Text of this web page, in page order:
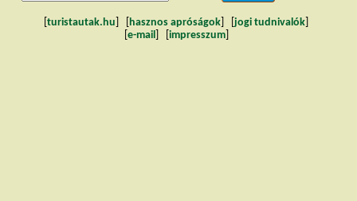
turistautak.hu hasznos apróságok jogi tudnivalók
e-mail impresszum]